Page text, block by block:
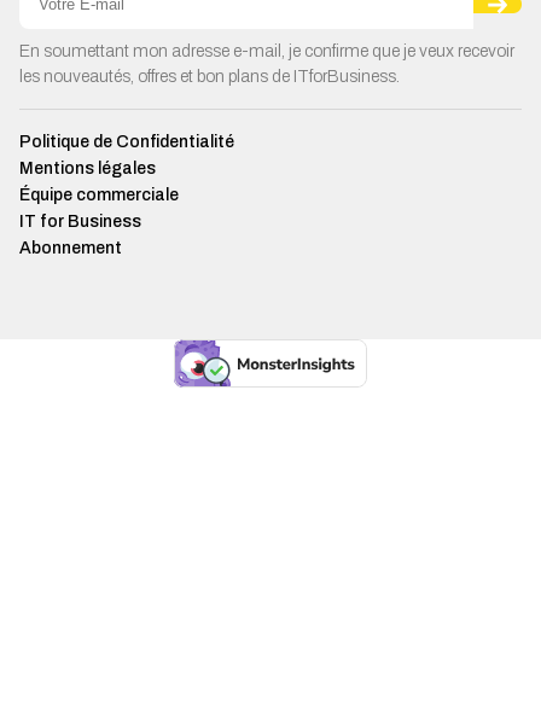
En soumettant mon adresse e-mail, je confirme que je veux recevoir
les nouveautés, offres et bon plans de ITforBusiness.
Politique de Confidentialité
Mentions légales
Équipe commerciale
IT for Business
Abonnement